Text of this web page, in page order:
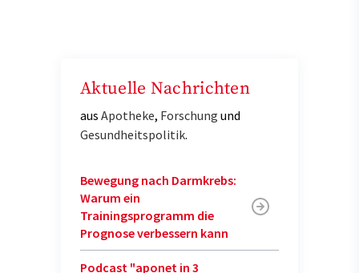
Aktuelle Nachrichten
aus Apotheke, Forschung und
Gesundheitspolitik.
Bewegung nach Darmkrebs:
Warum ein
Trainingsprogramm die
Prognose verbessern kann
Podcast "aponet in 3